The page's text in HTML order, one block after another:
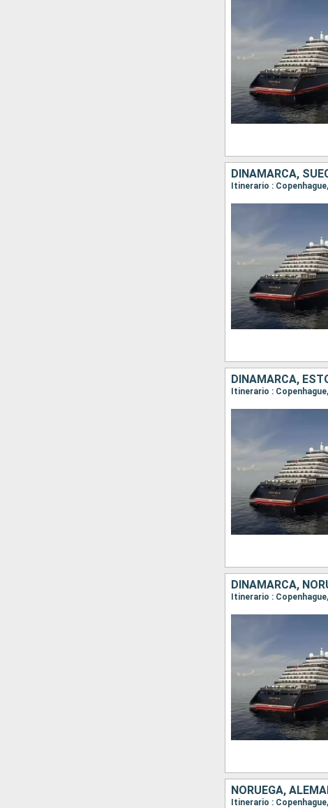
DINAMARCA,
Itinerario :
DINAMARCA,
Itinerario :
DINAMARCA,
Itinerario :
NORUEGA,